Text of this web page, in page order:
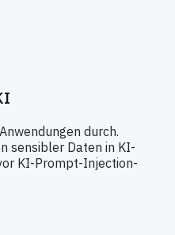
durch.
sensibler Daten in KI-
KI-Prompt-Injection-